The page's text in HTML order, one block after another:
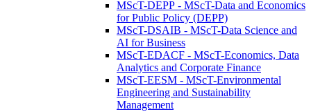
MScT-DEPP - MScT-Data and Economics
for Public Policy (DEPP)
MScT-DSAIB - MScT-Data Science and
AI for Business
MScT-EDACF - MScT-Economics, Data
Analytics and Corporate Finance
MScT-EESM - MScT-Environmental
Engineering and Sustainability
Management